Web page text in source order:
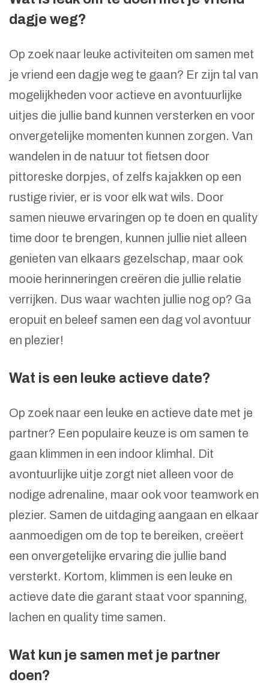
dagje weg?
Op zoek naar leuke activiteiten om samen met
je vriend een dagje weg te gaan? Er zijn tal van
mogelijkheden voor actieve en avontuurlijke
uitjes die jullie band kunnen versterken en voor
onvergetelijke momenten kunnen zorgen. Van
wandelen in de natuur tot fietsen door
pittoreske dorpjes, of zelfs kajakken op een
rustige rivier, er is voor elk wat wils. Door
samen nieuwe ervaringen op te doen en quality
time door te brengen, kunnen jullie niet alleen
genieten van elkaars gezelschap, maar ook
mooie herinneringen creëren die jullie relatie
verrijken. Dus waar wachten jullie nog op? Ga
eropuit en beleef samen een dag vol avontuur
en plezier!
Wat is een leuke actieve date?
Op zoek naar een leuke en actieve date met je
partner? Een populaire keuze is om samen te
gaan klimmen in een indoor klimhal. Dit
avontuurlijke uitje zorgt niet alleen voor de
nodige adrenaline, maar ook voor teamwork en
plezier. Samen de uitdaging aangaan en elkaar
aanmoedigen om de top te bereiken, creëert
een onvergetelijke ervaring die jullie band
versterkt. Kortom, klimmen is een leuke en
actieve date die garant staat voor spanning,
lachen en quality time samen.
Wat kun je samen met je partner
doen?